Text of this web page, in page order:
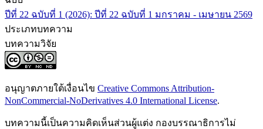
ปีที่ 22 ฉบับที่ 1 (2026): ปีที่ 22 ฉบับที่ 1 มกราคม - เมษายน 2569
ประเภทบทความ
บทความวิจัย
อนุญาตภายใต้เงื่อนไข Creative Commons Attribution-
NonCommercial-NoDerivatives 4.0 International License.
บทความนี้เป็นความคิดเห็นส่วนผู้แต่ง กองบรรณาธิการไม่